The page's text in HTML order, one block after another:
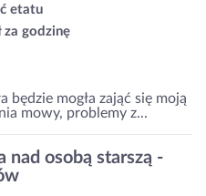
etatu
za godzinę
mogła zająć się moją
mowy, problemy z...
nad osobą starszą -